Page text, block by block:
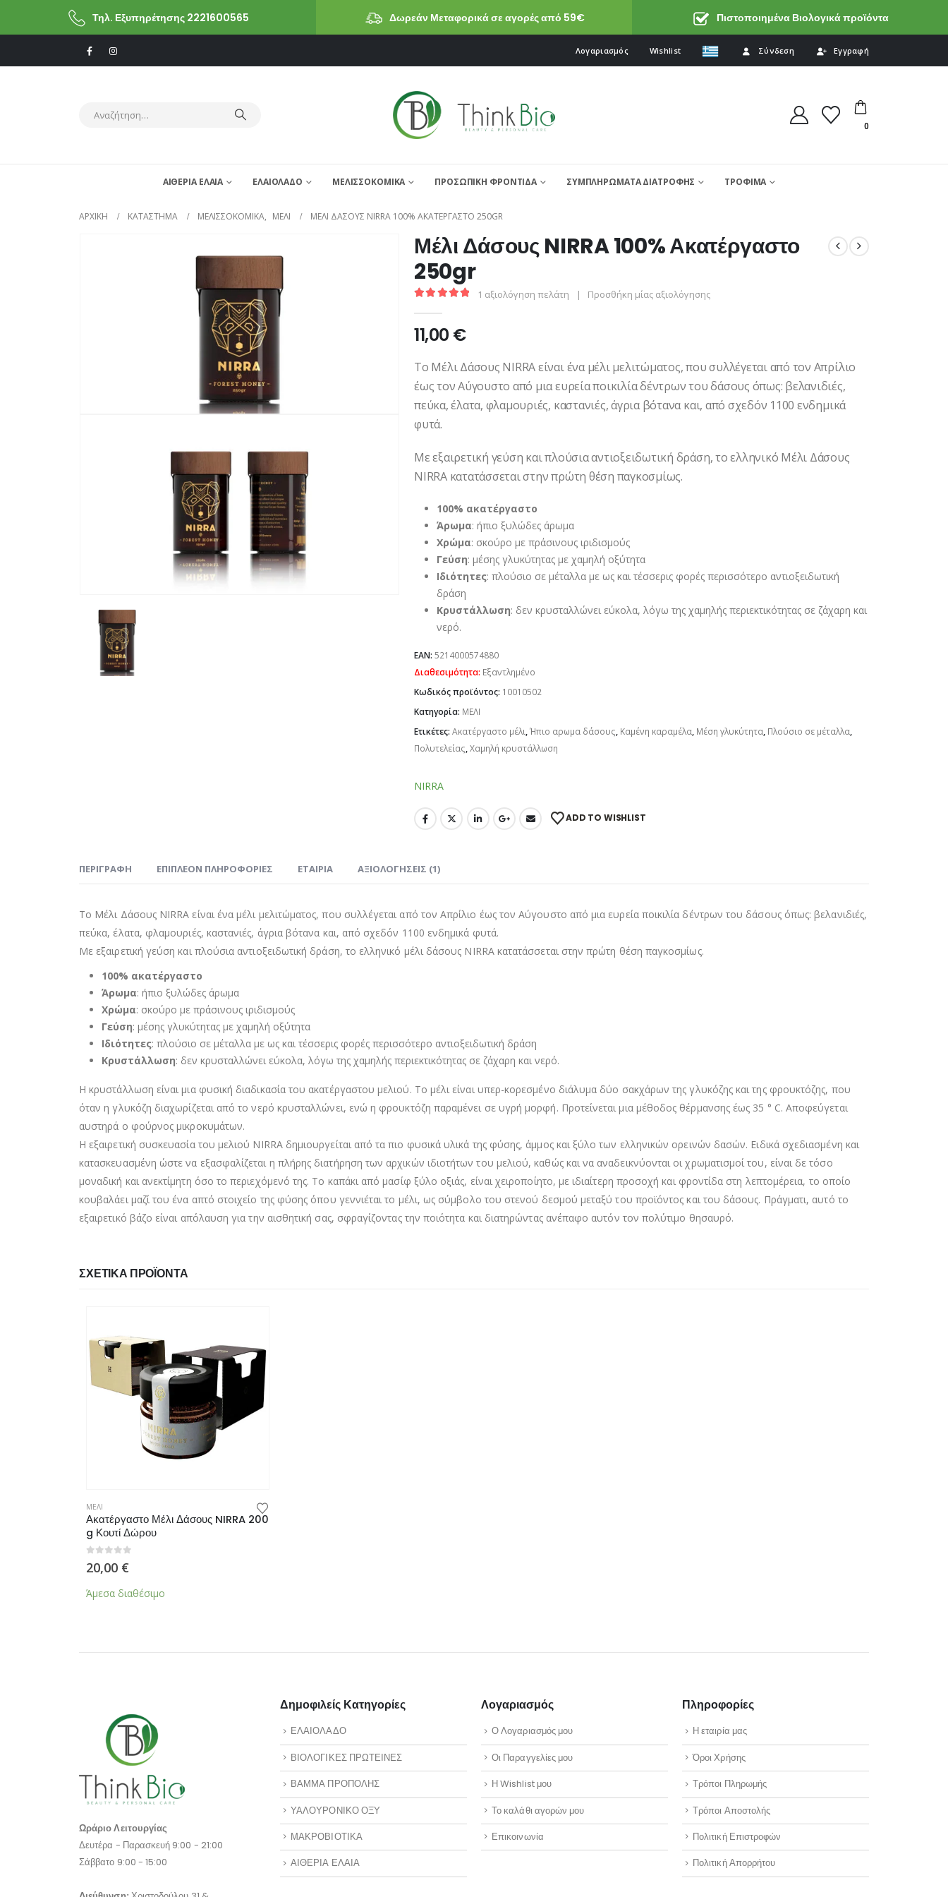
Τηλ. Εξυπηρέτησης 2221600565 Δωρεάν Μεταφορικά σε αγορές από 59€ Πιστοποιημένα Βιολογικά προϊόντα
Λογαριασμός Wishlist Σύνδεση Εγγραφή
0
ΑΙΘΕΡΙΑ ΕΛΑΙΑ ΕΛΑΙΟΛΑΔΟ ΜΕΛΙΣΣΟΚΟΜΙΚΑ ΠΡΟΣΩΠΙΚΗ ΦΡΟΝΤΙΔΑ ΣΥΜΠΛΗΡΩΜΑΤΑ ΔΙΑΤΡΟΦΗΣ ΤΡΟΦΙΜΑ
ΑΡΧΙΚΗ ΚΑΤΆΣΤΗΜΑ ΜΕΛΙΣΣΟΚΟΜΙΚΑ, ΜΕΛΙ ΜΈΛΙ ΔΆΣΟΥΣ NIRRA 100% ΑΚΑΤΈΡΓΑΣΤΟ 250GR
Μέλι Δάσους NIRRA 100% Ακατέργαστο
250gr
1 αξιολόγηση πελάτη | Προσθήκη μίας αξιολόγησης
11,00 €
Το Μέλι Δάσους NIRRA είναι ένα μέλι μελιτώματος, που συλλέγεται από τον Απρίλιο
έως τον Αύγουστο από μια ευρεία ποικιλία δέντρων του δάσους όπως: βελανιδιές,
πεύκα, έλατα, φλαμουριές, καστανιές, άγρια βότανα και, από σχεδόν 1100 ενδημικά
φυτά.
Με εξαιρετική γεύση και πλούσια αντιοξειδωτική δράση, το ελληνικό Μέλι Δάσους
NIRRA κατατάσσεται στην πρώτη θέση παγκοσμίως.
100% ακατέργαστο
Άρωμα: ήπιο ξυλώδες άρωμα
Χρώμα: σκούρο με πράσινους ιριδισμούς
Γεύση: μέσης γλυκύτητας με χαμηλή οξύτητα
Ιδιότητες: πλούσιο σε μέταλλα με ως και τέσσερις φορές περισσότερο αντιοξειδωτική
δράση
Κρυστάλλωση: δεν κρυσταλλώνει εύκολα, λόγω της χαμηλής περιεκτικότητας σε ζάχαρη και
νερό.
EAN: 5214000574880
Διαθεσιμότητα: Εξαντλημένο
Κωδικός προϊόντος: 10010502
Κατηγορία: ΜΕΛΙ
Ετικέτες: Ακατέργαστο μέλι,Ήπιο αρωμα δάσους, Καμένη καραμέλα, Μέση γλυκύτητα, Πλούσιο σε μέταλλα,
Πολυτελείας,Χαμηλή κρυστάλλωση
NIRRA
ADD TO WISHLIST
ΠΕΡΙΓΡΑΦΉ ΕΠΙΠΛΈΟΝ ΠΛΗΡΟΦΟΡΊΕΣ ΕΤΑΙΡΊΑ ΑΞΙΟΛΟΓΉΣΕΙΣ (1)
Το Μέλι Δάσους NIRRA είναι ένα μέλι μελιτώματος, που συλλέγεται από τον Απρίλιο έως τον Αύγουστο από μια ευρεία ποικιλία δέντρων του δάσους όπως: βελανιδιές,
πεύκα, έλατα, φλαμουριές, καστανιές, άγρια βότανα και, από σχεδόν 1100 ενδημικά φυτά.
Με εξαιρετική γεύση και πλούσια αντιοξειδωτική δράση, το ελληνικό μέλι δάσους NIRRA κατατάσσεται στην πρώτη θέση παγκοσμίως.
100% ακατέργαστο
Άρωμα: ήπιο ξυλώδες άρωμα
Χρώμα: σκούρο με πράσινους ιριδισμούς
Γεύση: μέσης γλυκύτητας με χαμηλή οξύτητα
Ιδιότητες: πλούσιο σε μέταλλα με ως και τέσσερις φορές περισσότερο αντιοξειδωτική δράση
Κρυστάλλωση: δεν κρυσταλλώνει εύκολα, λόγω της χαμηλής περιεκτικότητας σε ζάχαρη και νερό.
Η κρυστάλλωση είναι μια φυσική διαδικασία του ακατέργαστου μελιού. Το μέλι είναι υπερ-κορεσμένο διάλυμα δύο σακχάρων της γλυκόζης και της φρουκτόζης, που
όταν η γλυκόζη διαχωρίζεται από το νερό κρυσταλλώνει, ενώ η φρουκτόζη παραμένει σε υγρή μορφή. Προτείνεται μια μέθοδος θέρμανσης έως 35 ° C. Αποφεύγεται
αυστηρά ο φούρνος μικροκυμάτων.
Η εξαιρετική συσκευασία του μελιού NIRRA δημιουργείται από τα πιο φυσικά υλικά της φύσης, άμμος και ξύλο των ελληνικών ορεινών δασών. Ειδικά σχεδιασμένη και
κατασκευασμένη ώστε να εξασφαλίζεται η πλήρης διατήρηση των αρχικών ιδιοτήτων του μελιού, καθώς και να αναδεικνύονται οι χρωματισμοί του, είναι δε τόσο
μοναδική και ανεκτίμητη όσο το περιεχόμενό της. Το καπάκι από μασίφ ξύλο οξιάς, είναι χειροποίητο, με ιδιαίτερη προσοχή και φροντίδα στη λεπτομέρεια, το οποίο
κουβαλάει μαζί του ένα απτό στοιχείο της φύσης όπου γεννιέται το μέλι, ως σύμβολο του στενού δεσμού μεταξύ του προϊόντος και του δάσους. Πράγματι, αυτό το
εξαιρετικό βάζο είναι απόλαυση για την αισθητική σας, σφραγίζοντας την ποιότητα και διατηρώντας ανέπαφο αυτόν τον πολύτιμο θησαυρό.
ΣΧΕΤΙΚΆ ΠΡΟΪΌΝΤΑ
ΜΕΛΙ
Ακατέργαστο Μέλι Δάσους NIRRA 200
g Κουτί Δώρου
από 5
20,00€
Άμεσα διαθέσιμο
Ωράριο Λειτουργίας
Δευτέρα - Παρασκευή 9:00 - 21:00
Σάββατο 9:00 - 15:00
Δημοφιλείς Κατηγορίες
ΕΛΑΙΟΛΑΔΟ
ΒΙΟΛΟΓΙΚΕΣ ΠΡΩΤΕΙΝΕΣ
ΒΑΜΜΑ ΠΡΟΠΟΛΗΣ
ΥΑΛΟΥΡΟΝΙΚΟ ΟΞΥ
ΜΑΚΡΟΒΙΟΤΙΚΑ
ΑΙΘΕΡΙΑ ΕΛΑΙΑ
Λογαριασμός
Ο Λογαριασμός μου
Οι Παραγγελίες μου
Η Wishlist μου
Το καλάθι αγορών μου
Επικοινωνία
Πληροφορίες
Η εταιρία μας
Όροι Χρήσης
Τρόποι Πληρωμής
Τρόποι Αποστολής
Πολιτική Επιστροφών
Πολιτική Απορρήτου